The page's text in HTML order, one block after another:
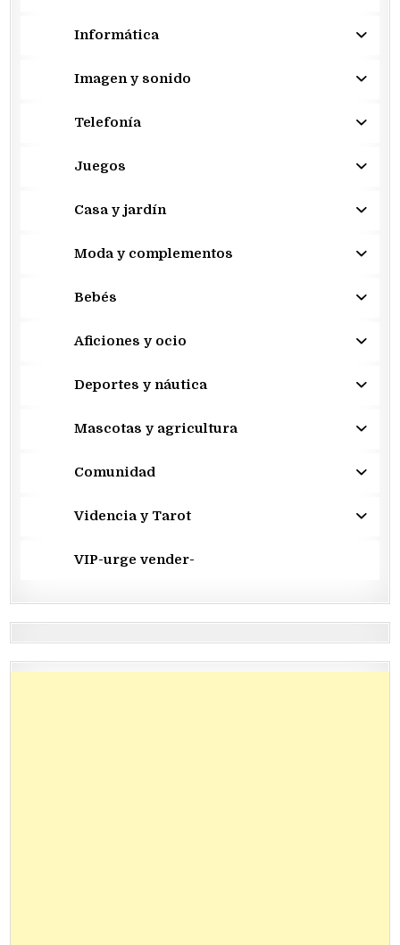
Informática
Imagen y sonido
Telefonía
Juegos
Casa y jardín
Moda y complementos
Bebés
Aficiones y ocio
Deportes y náutica
Mascotas y agricultura
Comunidad
Videncia y Tarot
VIP-urge vender-